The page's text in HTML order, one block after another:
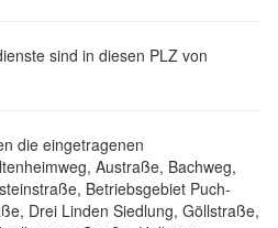
sind in diesen PLZ von
die eingetragenen
Austraße, Bachweg,
Betriebsgebiet Puch-
Drei Linden Siedlung, Göllstraße,